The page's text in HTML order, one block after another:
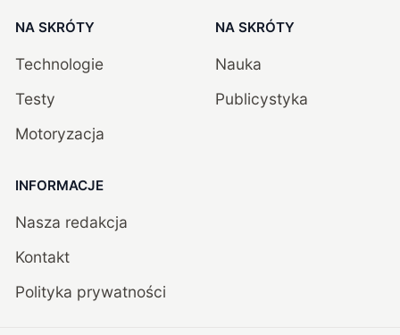
NA SKRÓTY
Technologie
Testy
Motoryzacja
NA SKRÓTY
Nauka
Publicystyka
INFORMACJE
Nasza redakcja
Kontakt
Polityka prywatności